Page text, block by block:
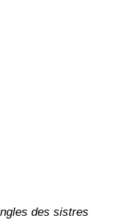
des sistres